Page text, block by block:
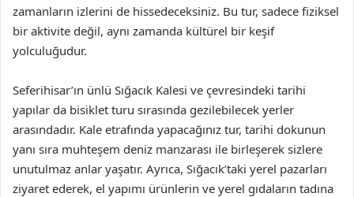
zamanların izlerini de hissedeceksiniz. Bu tur, sadece fiziksel
bir aktivite değil, aynı zamanda kültürel bir keşif
yolculuğudur.
Seferihisar’ın ünlü Sığacık Kalesi ve çevresindeki tarihi
yapılar da bisiklet turu sırasında gezilebilecek yerler
arasındadır. Kale etrafında yapacağınız tur, tarihi dokunun
yanı sıra muhteşem deniz manzarası ile birleşerek sizlere
unutulmaz anlar yaşatır. Ayrıca, Sığacık’taki yerel pazarları
ziyaret ederek, el yapımı ürünlerin ve yerel gıdaların tadına